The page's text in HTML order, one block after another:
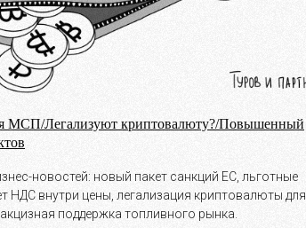
МСП/Легализуют криптовалюту?/Повышенный
новостей: новый пакет санкций ЕС, льготные
НДС внутри цены, легализация криптовалюты для
поддержка топливного рынка.